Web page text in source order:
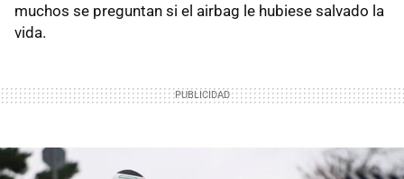
muchos se preguntan si el airbag le hubiese salvado la
vida.